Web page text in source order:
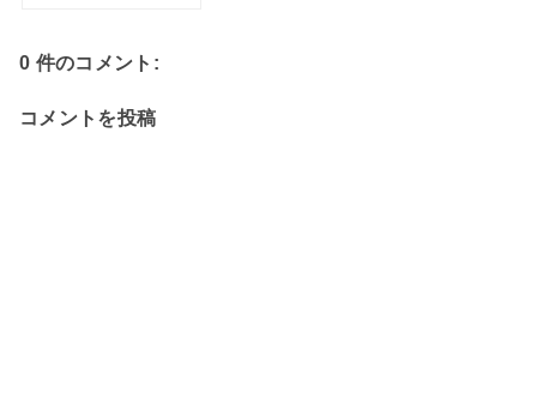
0 件のコメント:
コメントを投稿